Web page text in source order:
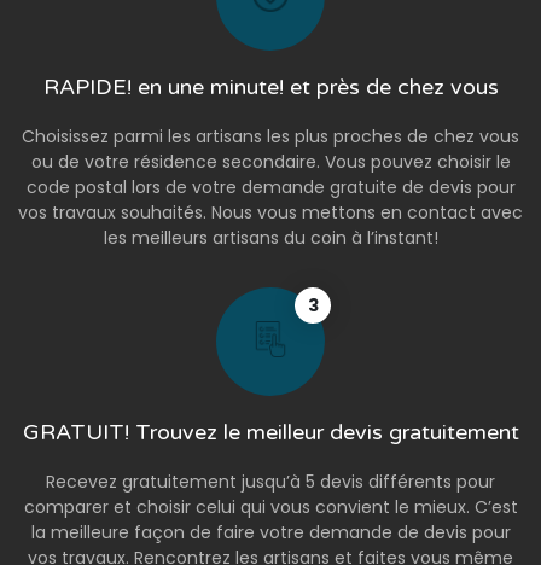
RAPIDE! en une minute! et près de chez vous
Choisissez parmi les artisans les plus proches de chez vous
ou de votre résidence secondaire. Vous pouvez choisir le
code postal lors de votre demande gratuite de devis pour
vos travaux souhaités. Nous vous mettons en contact avec
les meilleurs artisans du coin à l’instant!
3
GRATUIT! Trouvez le meilleur devis gratuitement
Recevez gratuitement jusqu’à 5 devis différents pour
comparer et choisir celui qui vous convient le mieux. C’est
la meilleure façon de faire votre demande de devis pour
vos travaux. Rencontrez les artisans et faites vous même